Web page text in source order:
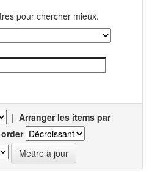
pour chercher mieux.
| Arranger les items par